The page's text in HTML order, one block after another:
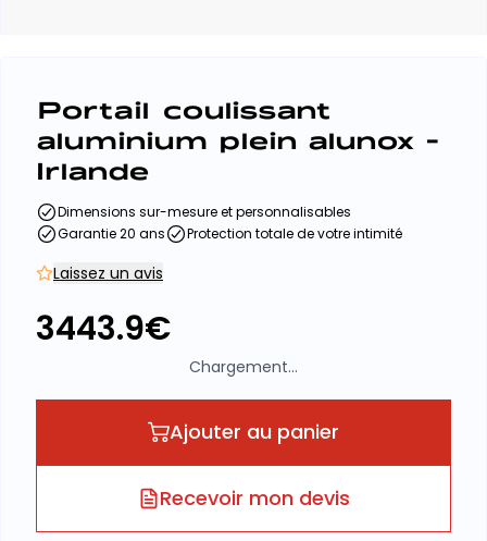
Portail coulissant
aluminium plein alunox -
Irlande
Dimensions sur-mesure et personnalisables
Garantie 20 ans
Protection totale de votre intimité
Laissez un avis
3443.9€
Chargement...
Ajouter au panier
Recevoir mon devis